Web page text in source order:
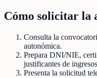
Cómo solicitar la
Consulta la
autonómica.
Prepara DNI/NIE,
justificantes de
Presenta la solicitud